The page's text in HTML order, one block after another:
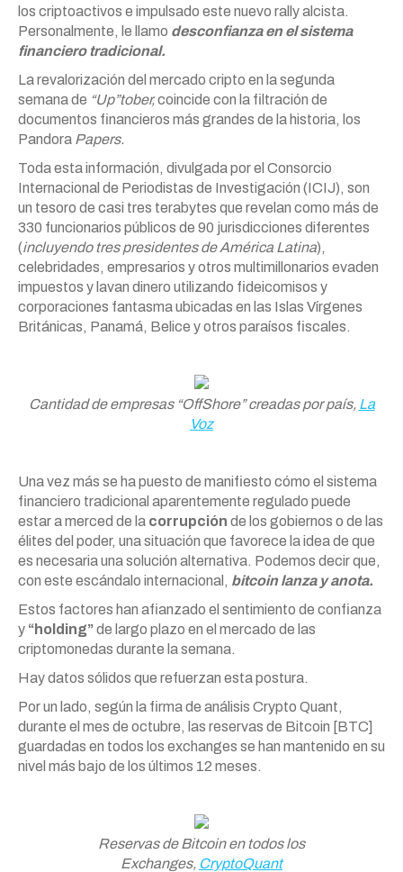
los criptoactivos e impulsado este nuevo rally alcista.
Personalmente, le llamo desconfianza en el sistema
financiero tradicional.
La revalorización del mercado cripto en la segunda
semana de “Up”tober,coincide con la filtración de
documentos financieros más grandes de la historia, los
Pandora Papers.
Toda esta información, divulgada por el Consorcio
Internacional de Periodistas de Investigación (ICIJ), son
un tesoro de casi tres terabytes que revelan como más de
330 funcionarios públicos de 90 jurisdicciones diferentes
(incluyendo tres presidentes de América Latina),
celebridades, empresarios y otros multimillonarios evaden
impuestos y lavan dinero utilizando fideicomisos y
corporaciones fantasma ubicadas en las Islas Vírgenes
Británicas, Panamá, Belice y otros paraísos fiscales.
Cantidad de empresas “OffShore” creadas por país, La
Voz
Una vez más se ha puesto de manifiesto cómo el sistema
financiero tradicional aparentemente regulado puede
estar a merced de la corrupción de los gobiernos o de las
élites del poder, una situación que favorece la idea de que
es necesaria una solución alternativa. Podemos decir que,
con este escándalo internacional, bitcoin lanza y anota.
Estos factores han afianzado el sentimiento de confianza
y “holding”de largo plazo en el mercado de las
criptomonedas durante la semana.
Hay datos sólidos que refuerzan esta postura.
Por un lado, según la firma de análisis Crypto Quant,
durante el mes de octubre, las reservas de Bitcoin [BTC]
guardadas en todos los exchanges se han mantenido en su
nivel más bajo de los últimos 12 meses.
Reservas de Bitcoin en todos los
Exchanges, CryptoQuant